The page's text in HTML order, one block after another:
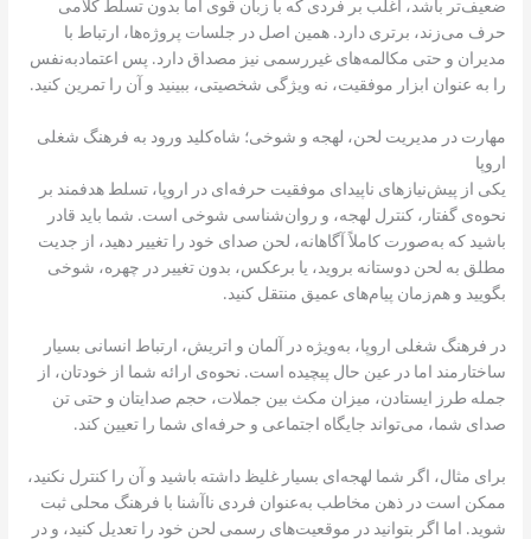
ضعیف‌تر باشد، اغلب بر فردی که با زبان قوی اما بدون تسلط کلامی
حرف می‌زند، برتری دارد. همین اصل در جلسات پروژه‌ها، ارتباط با
مدیران و حتی مکالمه‌های غیررسمی نیز مصداق دارد. پس اعتمادبه‌نفس
را به عنوان ابزار موفقیت، نه ویژگی شخصیتی، ببینید و آن را تمرین کنید.
مهارت در مدیریت لحن، لهجه و شوخی؛ شاه‌کلید ورود به فرهنگ شغلی
اروپا
یکی از پیش‌نیازهای ناپیدای موفقیت حرفه‌ای در اروپا، تسلط هدفمند بر
نحوه‌ی گفتار، کنترل لهجه، و روان‌شناسی شوخی است. شما باید قادر
باشید که به‌صورت کاملاً آگاهانه، لحن صدای خود را تغییر دهید، از جدیت
مطلق به لحن دوستانه بروید، یا برعکس، بدون تغییر در چهره، شوخی
بگویید و هم‌زمان پیام‌های عمیق منتقل کنید.
در فرهنگ شغلی اروپا، به‌ویژه در آلمان و اتریش، ارتباط انسانی بسیار
ساختارمند اما در عین حال پیچیده است. نحوه‌ی ارائه شما از خودتان، از
جمله طرز ایستادن، میزان مکث بین جملات، حجم صدایتان و حتی تن
صدای شما، می‌تواند جایگاه اجتماعی و حرفه‌ای شما را تعیین کند.
برای مثال، اگر شما لهجه‌ای بسیار غلیظ داشته باشید و آن را کنترل نکنید،
ممکن است در ذهن مخاطب به‌عنوان فردی ناآشنا با فرهنگ محلی ثبت
شوید. اما اگر بتوانید در موقعیت‌های رسمی لحن خود را تعدیل کنید، و در